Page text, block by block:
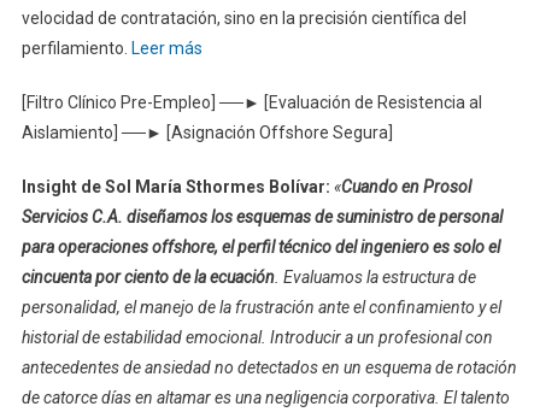
velocidad de contratación, sino en la precisión científica del
perfilamiento. Leer más
[Filtro Clínico Pre-Empleo] ──► [Evaluación de Resistencia al
Aislamiento] ──► [Asignación Offshore Segura]
Insight de Sol María Sthormes Bolívar: «Cuando en Prosol
Servicios C.A. diseñamos los esquemas de suministro de personal
para operaciones offshore, el perfil técnico del ingeniero es solo el
cincuenta por ciento de la ecuación. Evaluamos la estructura de
personalidad, el manejo de la frustración ante el confinamiento y el
historial de estabilidad emocional. Introducir a un profesional con
antecedentes de ansiedad no detectados en un esquema de rotación
de catorce días en altamar es una negligencia corporativa. El talento